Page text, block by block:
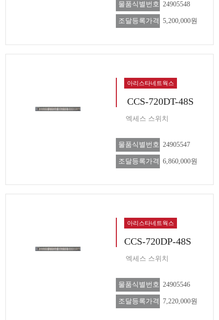
물품식별번호 24905548
조달등록가격 5,200,000원
아리스타네트웍스
CCS-720DT-48S
엑세스 스위치
물품식별번호 24905547
조달등록가격 6,860,000원
아리스타네트웍스
CCS-720DP-48S
엑세스 스위치
물품식별번호 24905546
조달등록가격 7,220,000원